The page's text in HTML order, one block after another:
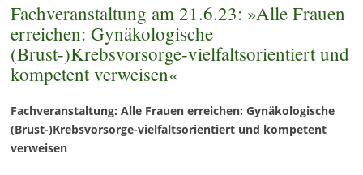
Fachveranstaltung am 21.6.23: »Alle Frauen
erreichen: Gynäkologische
(Brust-)Krebsvorsorge-vielfaltsorientiert und
kompetent verweisen«
Fachveranstaltung: Alle Frauen erreichen: Gynäkologische
(Brust-)Krebsvorsorge-vielfaltsorientiert und kompetent
verweisen